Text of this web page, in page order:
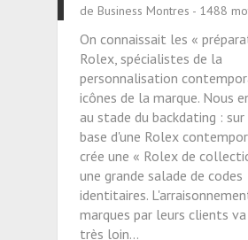
de Business Montres - 1488
On connaissait les «
Rolex, spécialistes de la
personnalisation
icônes de la marque. Nous
au stade du backdating : sur
base d'une Rolex
crée une « Rolex de
une grande salade de codes
identitaires.
marques par leurs clients
très loin...